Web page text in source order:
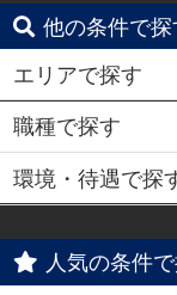
他の条件で探
エリアで探す
職種で探す
環境・待遇で探
人気の条件